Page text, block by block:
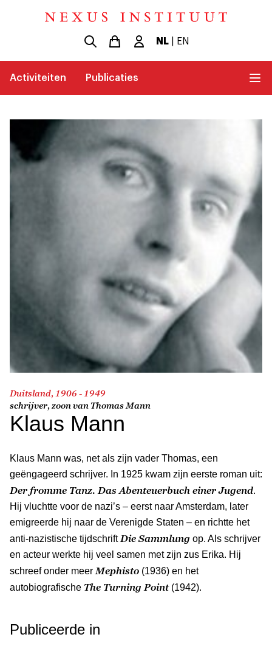
NL| EN
Activiteiten Publicaties
Duitsland, 1906 - 1949
schrijver, zoon van Thomas Mann
Klaus Mann
Klaus Mann was, net als zijn vader Thomas, een
geëngageerd schrijver. In 1925 kwam zijn eerste roman uit:
Der fromme Tanz. Das Abenteuerbuch einer Jugend.
Hij vluchtte voor de nazi’s – eerst naar Amsterdam, later
emigreerde hij naar de Verenigde Staten – en richtte het
anti-nazistische tijdschrift Die Sammlung op. Als schrijver
en acteur werkte hij veel samen met zijn zus Erika. Hij
schreef onder meer Mephisto (1936) en het
autobiografische The Turning Point(1942).
Publiceerde in